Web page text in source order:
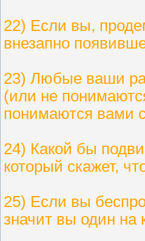
22) Если вы,
внезапно
23) Любые ваши
(или не
понимаются вами
24) Какой бы
который скажет,
25) Если вы
значит вы один на